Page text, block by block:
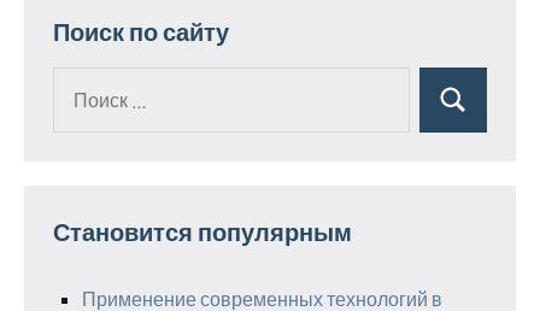
Поиск по сайту
Поиск
Становится популярным
Применение современных технологий в